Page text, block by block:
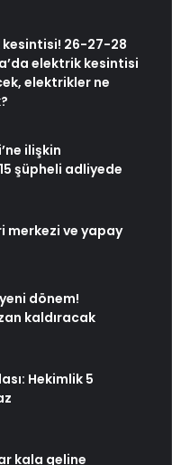
26-27-28
elektrik kesintisi
elektrikler ne
ilişkin
şüpheli adliyede
merkezi ve yapay
dönem!
kaldıracak
Hekimlik 5
kala geline